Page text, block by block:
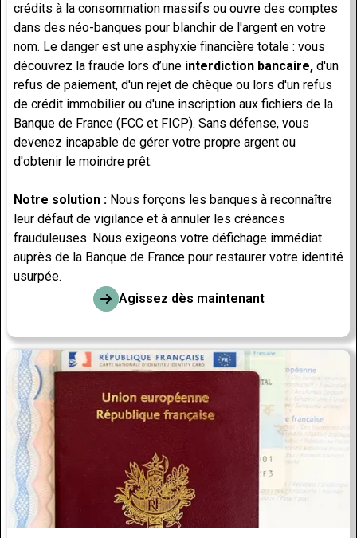
crédits à la consommation massifs ou ouvre des comptes
dans des néo-banques pour blanchir de l'argent en votre
nom. Le danger est une asphyxie financière totale : vous
découvrez la fraude lors d’une interdiction bancaire, d'un
refus de paiement, d'un rejet de chèque ou lors d'un refus
de crédit immobilier ou d'une inscription aux fichiers de la
Banque de France (FCC et FICP). Sans défense, vous
devenez incapable de gérer votre propre argent ou
d'obtenir le moindre prêt.
Notre solution : Nous forçons les banques à reconnaître
leur défaut de vigilance et à annuler les créances
frauduleuses. Nous exigeons votre défichage immédiat
auprès de la Banque de France pour restaurer votre identité
usurpée.
Agissez dès maintenant